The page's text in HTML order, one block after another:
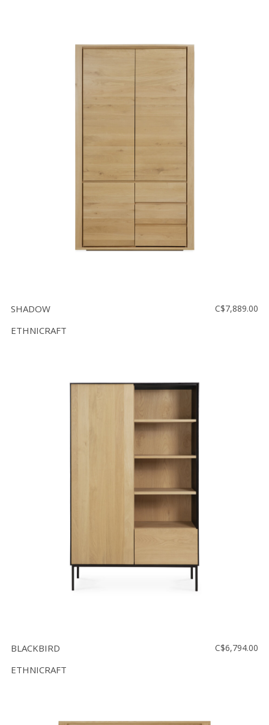
SHADOW
ETHNICRAFT
C$7,889.00
BLACKBIRD
ETHNICRAFT
C$6,794.00